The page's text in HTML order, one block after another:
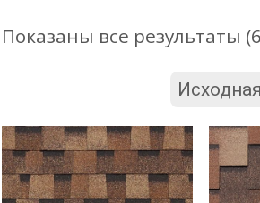
Показаны все результаты